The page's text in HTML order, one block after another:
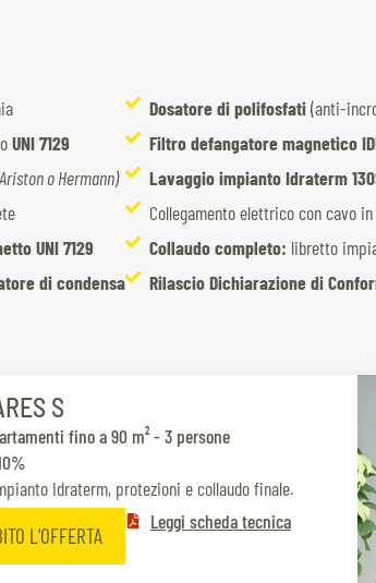
UNI 7129
o Hermann)
UNI 7129
di condensa
Dosatore di polifosfati(anti-
Filtro defangatore magnetico
Lavaggio impianto Idraterm
Collegamento elettrico con cavo
Collaudo completo: libretto
Rilascio Dichiarazione di
S
fino a 90 m² - 3 persone
Idraterm, protezioni e collaudo finale.
L'OFFERTA
Leggi scheda tecnica